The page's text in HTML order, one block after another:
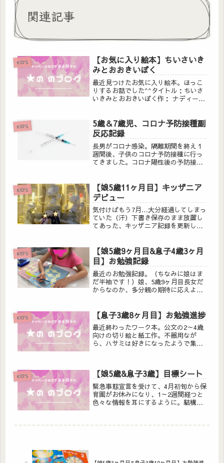
関連記事
KID'S
【お気に入り絵本】ちいさいき
みとおおきいぼく
最近見つけたお気に入り絵本。ほっこ
りするお話でした^^タイトル：ちいさ
いきみとおおきいぼく作： ナディー
ラ社 (2013/11/6)
KID'S
5歳＆7歳児、コロナ予防接種副
反応記録
長男がコロナ感染。隔離期間を終え１
週間後、子供のコロナ予防接種に行っ
てきました。コロナ陽性後の予防接
い状態なので予防接種しなくていいか
もね！と言われてほっ。小児科の先生
もい...
KID'S
【娘5歳11ヶ月目】キッザニア
デビュー
気付けばもう7月…大分経過してしまっ
ていた（汗）下書き保存のまま放置し
てあった、キッザニア記録を更新した
（KidZania）東京』デビューして来ま
した。ラッキーな事にたまたま、...
KID'S
【娘5歳9ヶ月目&息子4歳3ヶ月
目】お勉強記録
最近のお勉強記録。（ちなみに娘はま
だ半袖です！）娘、5歳9ヶ月目長女だ
からなのか、多分親の期待に応えよう
コース）とポピーを併用して頑張って
ます。どちらかと言うとポピーの...
KID'S 【息子3歳8ヶ月目】お勉強進捗
最近終わったワーク本。公文の2～4歳
向けの切り絵と紙工作。不器用なが
ら、ハサミは好きになったようで集中
歳向けの切り絵は買えました。これか
ら挑戦予定。最近追加したのはこの
シ...
KID'S 【娘5歳&息子3歳】目標シート
緊急事態宣言を受けて、4月初旬から保
育園がお休みになり、1～2週間経つと
色々な情報を耳にするように。結構一